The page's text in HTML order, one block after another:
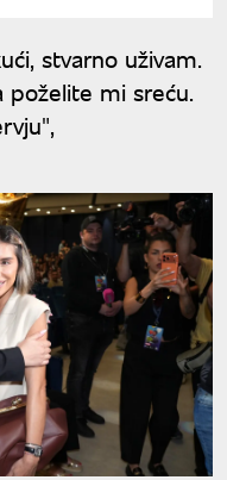
stvarno uživam.
poželite mi sreću.